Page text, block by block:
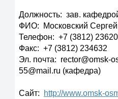
Должность: зав.
ФИО: Московский
Телефон: +7 (3812)
Факс: +7 (3812) 234632
Эл. почта: rector@omsk-
55@mail.ru (кафедра)
Сайт:
http://www.omsk-